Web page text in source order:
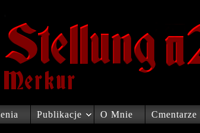
Publikacje O Mnie Cmentarze